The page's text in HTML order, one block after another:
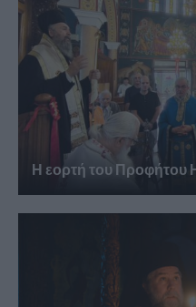
Η εορτή του Προφήτου